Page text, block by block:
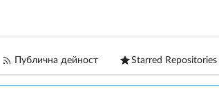
Публична дейност Starred Repositories